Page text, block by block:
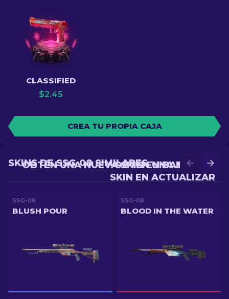
CLASSIFIED
$2.45
CREA TU PROPIA CAJA
OBTÉN UNA MEJOR
SKIN EN ACTUALIZAR
OBTÉN UNA NUEVA SKIN EN BATALLA
SKINS DE SSG-08 SIMILARES
SSG-08
BLUSH POUR
SSG-08
BLOOD IN THE WATER